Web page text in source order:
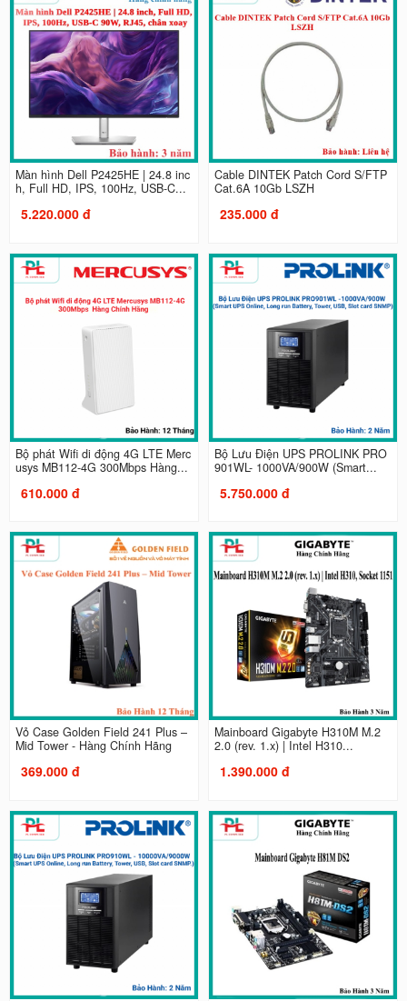
Màn hình Dell P2425HE | 24.8 inc
h, Full HD, IPS, 100Hz, USB-C...
5.220.000 đ
Cable DINTEK Patch Cord S/FTP
Cat.6A 10Gb LSZH
235.000 đ
Bộ phát Wifi di động 4G LTE Merc
usys MB112-4G 300Mbps Hàng...
610.000 đ
Bộ Lưu Điện UPS PROLINK PRO
901WL- 1000VA/900W (Smart...
5.750.000 đ
Vỏ Case Golden Field 241 Plus –
Mid Tower - Hàng Chính Hãng
369.000 đ
Mainboard Gigabyte H310M M.2
2.0 (rev. 1.x) | Intel H310...
1.390.000 đ